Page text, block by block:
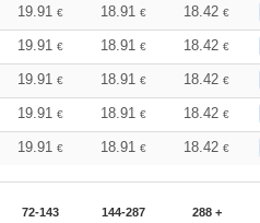
19.91€ 18.91€ 18.42€
19.91€ 18.91€ 18.42€
19.91€ 18.91€ 18.42€
19.91€ 18.91€ 18.42€
19.91€ 18.91€ 18.42€
72-143 144-287 288 +